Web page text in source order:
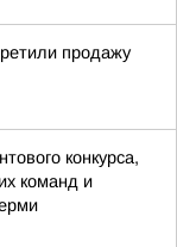
продажу
конкурса,
команд и